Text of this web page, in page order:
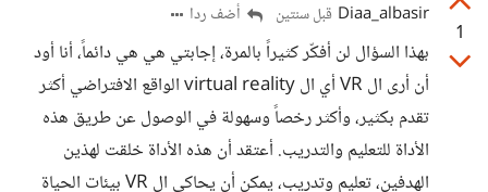
1
Diaa_albasir قبل سنتين أضف ردا
بهذا السؤال لن أفكّر كثيراً بالمرة، إجابتي هي هي دائماً، أنا أود
أن أرى ال VR أي ال virtual reality الواقع الافتراضي أكثر
تقدم بكثير، وأكثر رخصاً وسهولة في الوصول عن طريق هذه
الأداة للتعليم والتدريب. أعتقد أن هذه الأداة خلقت لهذين
الهدفين، تعليم وتدريب، يمكن أن يحاكي ال VR بيئات الحياة